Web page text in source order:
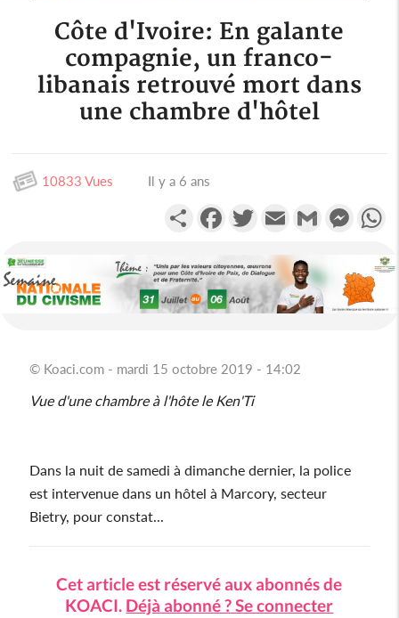
Côte d'Ivoire: En galante
compagnie, un franco-
libanais retrouvé mort dans
une chambre d'hôtel
10833 Vues Il y a 6 ans
PartagerFacebookTwitterEmail Gmail
© Koaci.com - mardi 15 octobre 2019 - 14:02
Vue d'une chambre à l'hôte le Ken'Ti
Dans la nuit de samedi à dimanche dernier, la police
est intervenue dans un hôtel à Marcory, secteur
Bietry, pour constat...
Cet article est réservé aux abonnés de
KOACI. Déjà abonné ? Se connecter